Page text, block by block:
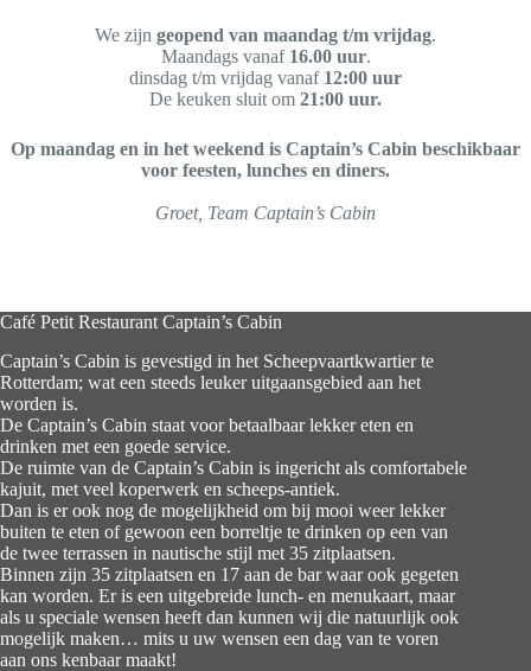
We zijn geopend van maandag t/m vrijdag.
Maandags vanaf 16.00 uur.
dinsdag t/m vrijdag vanaf 12:00 uur
De keuken sluit om 21:00 uur.
Op maandag en in het weekend is Captain’s Cabin beschikbaar
voor feesten, lunches en diners.
Groet, Team Captain’s Cabin
Café Petit Restaurant Captain’s Cabin
Captain’s Cabin is gevestigd in het Scheepvaartkwartier te
Rotterdam; wat een steeds leuker uitgaansgebied aan het
worden is.
De Captain’s Cabin staat voor betaalbaar lekker eten en
drinken met een goede service.
De ruimte van de Captain’s Cabin is ingericht als comfortabele
kajuit, met veel koperwerk en scheeps-antiek.
Dan is er ook nog de mogelijkheid om bij mooi weer lekker
buiten te eten of gewoon een borreltje te drinken op een van
de twee terrassen in nautische stijl met 35 zitplaatsen.
Binnen zijn 35 zitplaatsen en 17 aan de bar waar ook gegeten
kan worden. Er is een uitgebreide lunch- en menukaart, maar
als u speciale wensen heeft dan kunnen wij die natuurlijk ook
mogelijk maken… mits u uw wensen een dag van te voren
aan ons kenbaar maakt!